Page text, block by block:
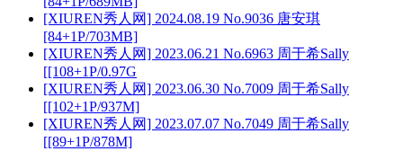
[XIUREN秀人网] 2024.08.19 No.9036 唐安琪
[84+1P/703MB]
[XIUREN秀人网] 2023.06.21 No.6963 周于希Sally
[[108+1P/0.97G
[XIUREN秀人网] 2023.06.30 No.7009 周于希Sally
[[102+1P/937M]
[XIUREN秀人网] 2023.07.07 No.7049 周于希Sally
[[89+1P/878M]